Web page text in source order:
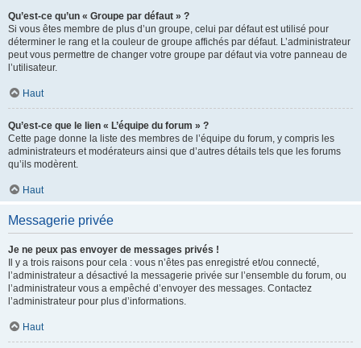
Qu’est-ce qu’un « Groupe par défaut » ?
Si vous êtes membre de plus d’un groupe, celui par défaut est utilisé pour
déterminer le rang et la couleur de groupe affichés par défaut. L’administrateur
peut vous permettre de changer votre groupe par défaut via votre panneau de
l’utilisateur.
Haut
Qu’est-ce que le lien « L’équipe du forum » ?
Cette page donne la liste des membres de l’équipe du forum, y compris les
administrateurs et modérateurs ainsi que d’autres détails tels que les forums
qu’ils modèrent.
Haut
Messagerie privée
Je ne peux pas envoyer de messages privés !
Il y a trois raisons pour cela : vous n’êtes pas enregistré et/ou connecté,
l’administrateur a désactivé la messagerie privée sur l’ensemble du forum, ou
l’administrateur vous a empêché d’envoyer des messages. Contactez
l’administrateur pour plus d’informations.
Haut